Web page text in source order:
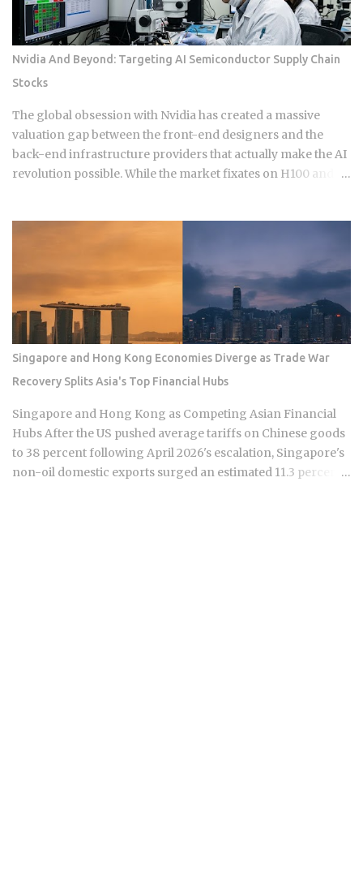
expressed in months . Take a $3,000 point that saves $25 a
month. That breaks even at 120 months, or 10 years . The
math itself isn't complicated. What makes this hard is that
nobody can guarantee how long they'll keep a loan. Buy
points on a mortgage you refinance or sell in five years, and
you've essentially handed the bank an interest-free loan on
your own money. For most buyers,...
Nvidia And Beyond: Targeting AI Semiconductor Supply Chain
Stocks
The global obsession with Nvidia has created a massive
valuation gap between the front-end designers and the
back-end infrastructure providers that actually make the AI
revolution possible. While the market fixates on H100 and
landscape, the "picks and shovels" of this era are no longer
just about buying the biggest foundry or the most famous
GPU designer. Institutional capital is quietly rotating into
niche suppliers in Taiwan and South Korea that provide the
critical thermal management, high-bandwidth memory
(HBM) testing, and advanced substrate technologies
required for the next generation of AI accelerators. These
companies operate in the shadows of giants like TSMC and
Samsung but possess the pricing power typically reserved
for the industry elite. As AI hardw...
Singapore and Hong Kong Economies Diverge as Trade War
Recovery Splits Asia's Top Financial Hubs
Singapore and Hong Kong as Competing Asian Financial
Hubs After the US pushed average tariffs on Chinese goods
to 38 percent following April 2026's escalation, Singapore's
non-oil domestic exports surged an estimated 11.3 percent